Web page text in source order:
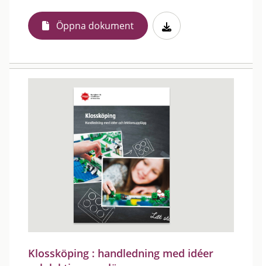
Öppna dokument
Klossköping : handledning med idéer